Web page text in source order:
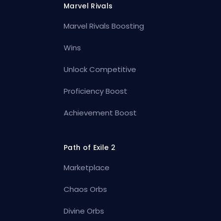
Marvel Rivals
Marvel Rivals Boosting
Wins
Unlock Competitive
Proficiency Boost
Achievement Boost
Path of Exile 2
Marketplace
Chaos Orbs
Divine Orbs